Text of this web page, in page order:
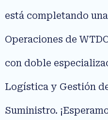
está completando
Operaciones de
con doble
Logística y Gestión
Suministro.